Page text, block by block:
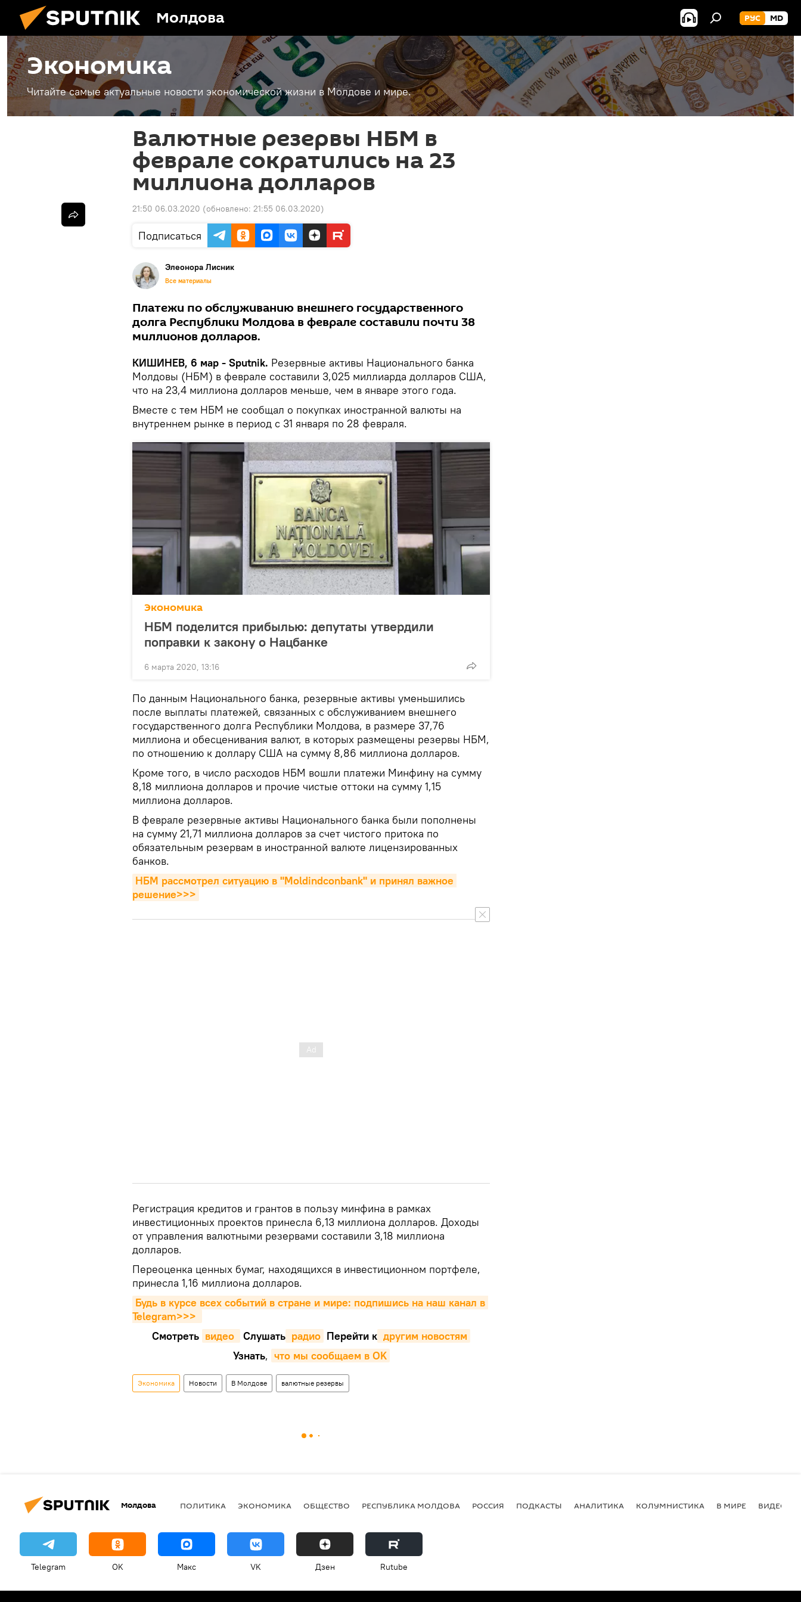
Молдова РУС MD
Экономика
Читайте самые актуальные новости экономической жизни в Молдове и мире.
Валютные резервы НБМ в
феврале сократились на 23
миллиона долларов
21:50 06.03.2020 (обновлено: 21:55 06.03.2020)
Подписаться
Элеонора Лисник
Все материалы
Платежи по обслуживанию внешнего государственного
долга Республики Молдова в феврале составили почти 38
миллионов долларов.
КИШИНЕВ, 6 мар - Sputnik. Резервные активы Национального банка
Молдовы (НБМ) в феврале составили 3,025 миллиарда долларов США,
что на 23,4 миллиона долларов меньше, чем в январе этого года.
Вместе с тем НБМ не сообщал о покупках иностранной валюты на
внутреннем рынке в период с 31 января по 28 февраля.
Экономика
НБМ поделится прибылью: депутаты утвердили
поправки к закону о Нацбанке
6 марта 2020, 13:16
По данным Национального банка, резервные активы уменьшились
после выплаты платежей, связанных с обслуживанием внешнего
государственного долга Республики Молдова, в размере 37,76
миллиона и обесценивания валют, в которых размещены резервы НБМ,
по отношению к доллару США на сумму 8,86 миллиона долларов.
Кроме того, в число расходов НБМ вошли платежи Минфину на сумму
8,18 миллиона долларов и прочие чистые оттоки на сумму 1,15
миллиона долларов.
В феврале резервные активы Национального банка были пополнены
на сумму 21,71 миллиона долларов за счет чистого притока по
обязательным резервам в иностранной валюте лицензированных
банков.
НБМ рассмотрел ситуацию в "Moldindconbank" и принял важное
решение>>>
Регистрация кредитов и грантов в пользу минфина в рамках
инвестиционных проектов принесла 6,13 миллиона долларов. Доходы
от управления валютными резервами составили 3,18 миллиона
долларов.
Переоценка ценных бумаг, находящихся в инвестиционном портфеле,
принесла 1,16 миллиона долларов.
Будь в курсе всех событий в стране и мире: подпишись на наш канал в
Telegram>>>
Смотреть видео Cлушать радио Перейти к другим новостям
Узнать, что мы сообщаем в OK
Экономика Новости В Молдове валютные резервы
Молдова ПОЛИТИКА ЭКОНОМИКА ОБЩЕСТВО РЕСПУБЛИКА МОЛДОВА РОССИЯ ПОДКАСТЫ АНАЛИТИКА КОЛУМНИСТИКА В МИРЕ ВИДЕО
Telegram OK Макс VK Дзен Rutube